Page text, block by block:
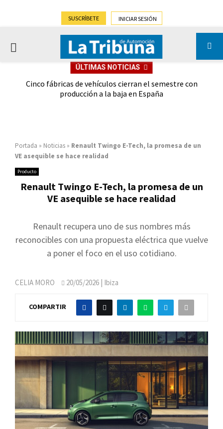
SUSCRÍBETE INICIAR SESIÓN
PRIMARY
ÚLTIMAS NOTICIAS
Cinco fábricas de vehículos cierran el semestre con
producción a la baja en España
Portada » Noticias » Renault Twingo E-Tech, la promesa de un
VE asequible se hace realidad
Producto
Renault Twingo E-Tech, la promesa de un
VE asequible se hace realidad
Renault recupera uno de sus nombres más
reconocibles con una propuesta eléctrica que vuelve
a poner el foco en el uso cotidiano.
CELIA MORO 20/05/2026 | Ibiza
COMPARTIR